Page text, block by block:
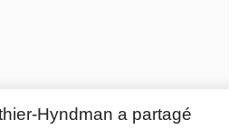
Hyndman a partagé